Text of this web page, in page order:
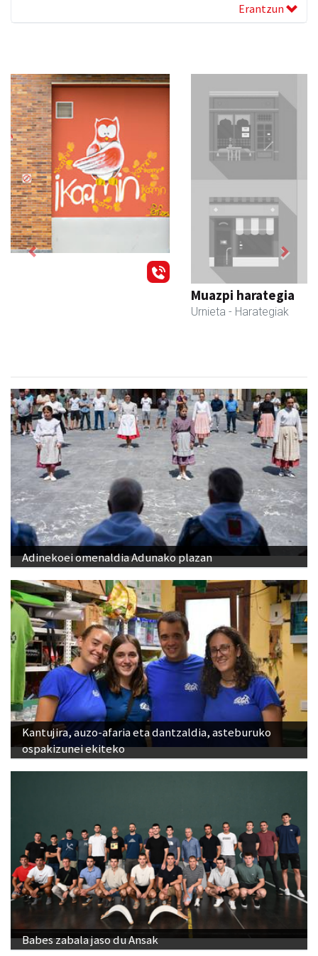
Erantzun
Previous Next
Adinekoei omenaldia Adunako plazan
Kantujira, auzo-afaria eta dantzaldia, asteburuko
ospakizunei ekiteko
Babes zabala jaso du Ansak